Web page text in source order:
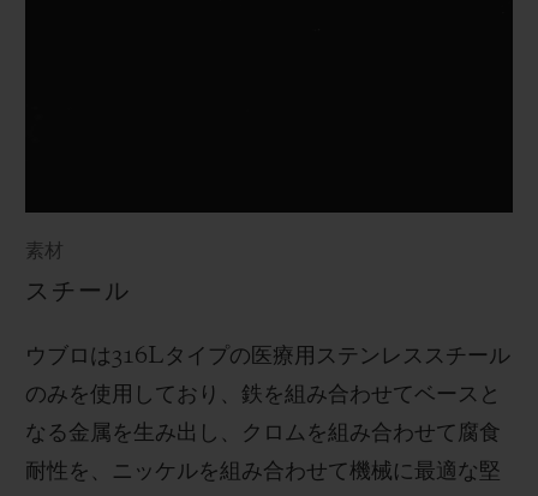
素材
スチール
ウブロは316L タイプの医療用ステンレススチール
のみを使用しており、鉄を組み合わせてベースと
なる金属を生み出し、クロムを組み合わせて腐食
耐性を、ニッケルを組み合わせて機械に最適な堅